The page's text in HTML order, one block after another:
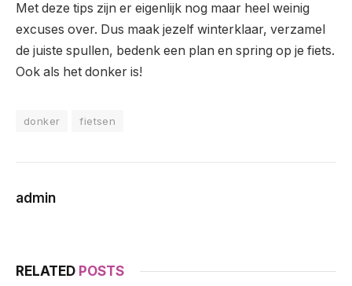
Met deze tips zijn er eigenlijk nog maar heel weinig
excuses over. Dus maak jezelf winterklaar, verzamel
de juiste spullen, bedenk een plan en spring op je fiets.
Ook als het donker is!
donker fietsen
admin
RELATED POSTS